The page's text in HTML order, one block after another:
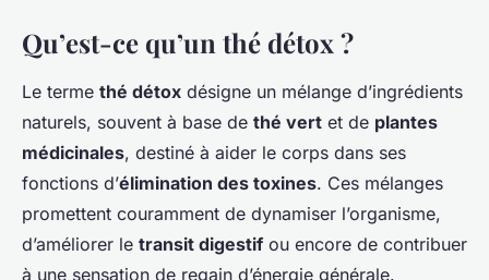
Qu’est-ce qu’un thé détox ?
Le terme thé détox désigne un mélange d’ingrédients
naturels, souvent à base de thé vert et de plantes
médicinales, destiné à aider le corps dans ses
fonctions d’élimination des toxines. Ces mélanges
promettent couramment de dynamiser l’organisme,
d’améliorer le transit digestif ou encore de contribuer
à une sensation de regain d’énergie générale.